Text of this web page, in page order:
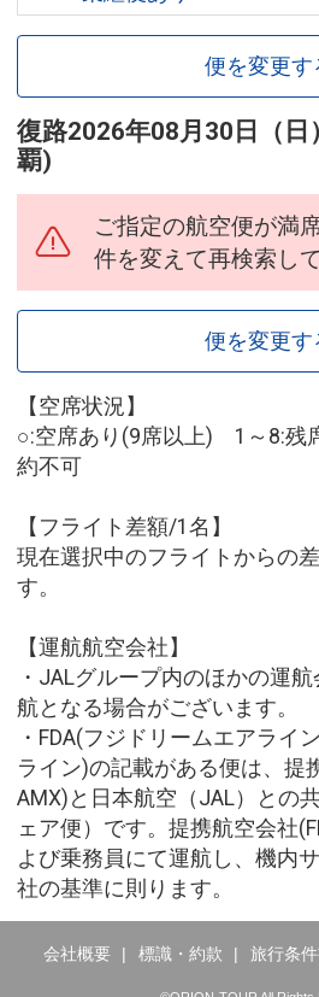
便を変更す
復路2026年08月30日（日）
覇)
ご指定の航空便が満
件を変えて再検索し
便を変更す
【空席状況】
○:空席あり(9席以上) 1～8:残
約不可
【フライト差額/1名】
現在選択中のフライトからの
す。
【運航航空会社】
・JALグループ内のほかの運
航となる場合がございます。
・FDA(フジドリームエアライ
ライン)の記載がある便は、提
AMX)と日本航空（JAL）との
ェア便）です。提携航空会社
よび乗務員にて運航し、機内
社の基準に則ります。
会社概要 標識・約款 旅行条